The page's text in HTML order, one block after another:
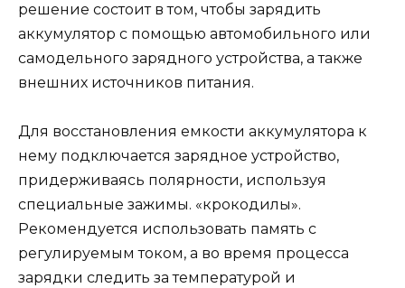
решение состоит в том, чтобы зарядить
аккумулятор с помощью автомобильного или
самодельного зарядного устройства, а также
внешних источников питания.
Для восстановления емкости аккумулятора к
нему подключается зарядное устройство,
придерживаясь полярности, используя
специальные зажимы. «крокодилы».
Рекомендуется использовать память с
регулируемым током, а во время процесса
зарядки следить за температурой и